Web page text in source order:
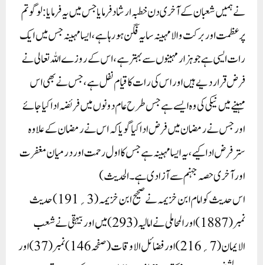
نے ہمیں شعبان کے آخری دن خطبہ ارشاد فرمایا جس میں یہ فرمایا : لوگو تم
پرعظمت اوربرکت والا مہینہ سایہ فگن ہورہا ہے ، ایسا مہینہ جس میں ایک
رات ایسی ہے جوہزارمہینوں سے بہتر ہے ، اس کے روزے اللہ تعالی نے
فرض قرار دیے ہیں اور اس کی رات کا قیام نفل ہے ، جس نے بھی اس
مہینے میں نیکی کی وہ ایسے ہے جس طرح عام دونوں میں فریضہ ادا کیا جائے
اور جس نے رمضان میں فرض ادا کیا گویا کہ اس نے رمضان کے علاوہ
ستر فرض ادا کیے ، یہ ایسا مہینہ ہے جس کا اول رحمت اور درمیان مغفرت
اور آخری حصہ جہنم سے آزادی ہے ۔ الحدیث)
اس حدیث کو امام ابن خزیمہ نے صحیح ابن خزیمہ ( 3 ؍ 191 ) حدیث
نمبر ( 1887 )اورالمحاملی نے امالیہ( 293 ) میں اور بیہقی نے شعب
الایمان ( 7 ؍216 )اورفضائل الاوقات( صفحہ 146 ) نمبر ( 37 ) اور